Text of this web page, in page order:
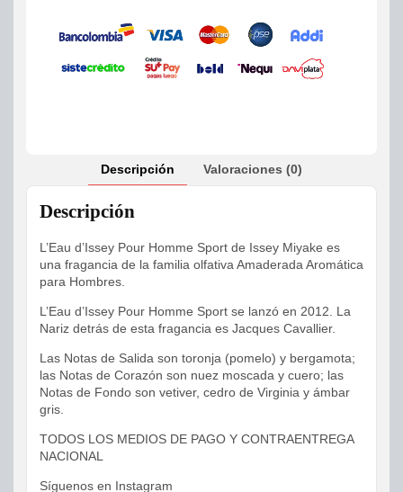
Descripción Valoraciones (0)
Descripción
L’Eau d’Issey Pour Homme Sport de Issey Miyake es
una fragancia de la familia olfativa Amaderada Aromática
para Hombres.
L’Eau d’Issey Pour Homme Sport se lanzó en 2012. La
Nariz detrás de esta fragancia es Jacques Cavallier.
Las Notas de Salida son toronja (pomelo) y bergamota;
las Notas de Corazón son nuez moscada y cuero; las
Notas de Fondo son vetiver, cedro de Virginia y ámbar
gris.
TODOS LOS MEDIOS DE PAGO Y CONTRAENTREGA
NACIONAL
Síguenos en Instagram